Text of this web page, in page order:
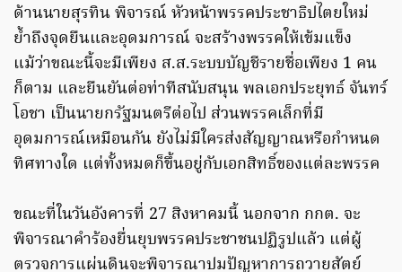
ด้านนายสุรทิน พิจารณ์ หัวหน้าพรรคประชาธิปไตยใหม่
ย้ำถึงจุดยืนและอุดมการณ์ จะสร้างพรรคให้เข้มแข็ง
แม้ว่าขณะนี้จะมีเพียง ส.ส.ระบบบัญชีรายชื่อเพียง 1 คน
ก็ตาม และยืนยันต่อท่าทีสนับสนุน พลเอกประยุทธ์ จันทร์
โอชา เป็นนายกรัฐมนตรีต่อไป ส่วนพรรคเล็กที่มี
อุดมการณ์เหมือนกัน ยังไม่มีใครส่งสัญญาณหรือกำหนด
ทิศทางใด แต่ทั้งหมดก็ขึ้นอยู่กับเอกสิทธิ์ของแต่ละพรรค
ขณะที่ในวันอังคารที่ 27 สิงหาคมนี้ นอกจาก กกต. จะ
พิจารณาคำร้องยื่นยุบพรรคประชาชนปฏิรูปแล้ว แต่ผู้
ตรวจการแผ่นดินจะพิจารณาปมปัญหาการถวายสัตย์